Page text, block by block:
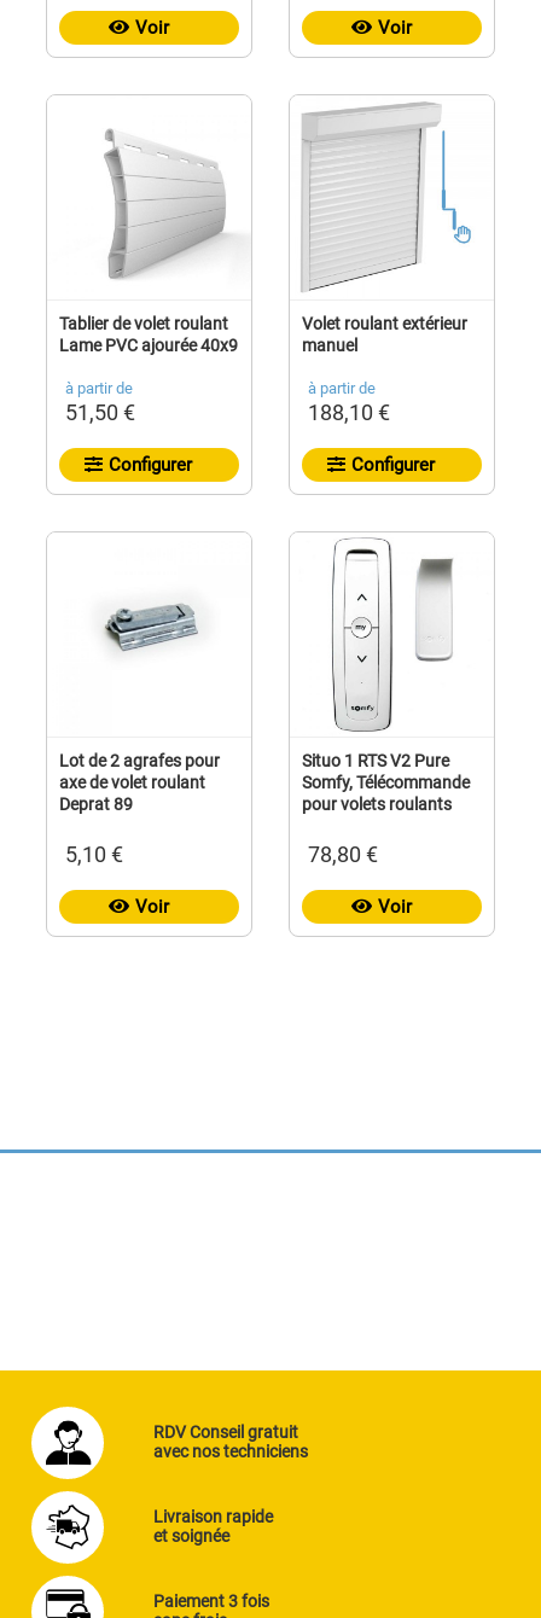
Voir Voir
Tablier de volet roulant
Lame PVC ajourée 40x9
à partir de
51,50 €
Configurer
Volet roulant extérieur
manuel
à partir de
188,10 €
Configurer
Lot de 2 agrafes pour
axe de volet roulant
Deprat 89
5,10 €
Voir
Situo 1 RTS V2 Pure
Somfy, Télécommande
pour volets roulants
78,80 €
Voir
RDV Conseil gratuit
avec nos techniciens
Livraison rapide
et soignée
Paiement 3 fois